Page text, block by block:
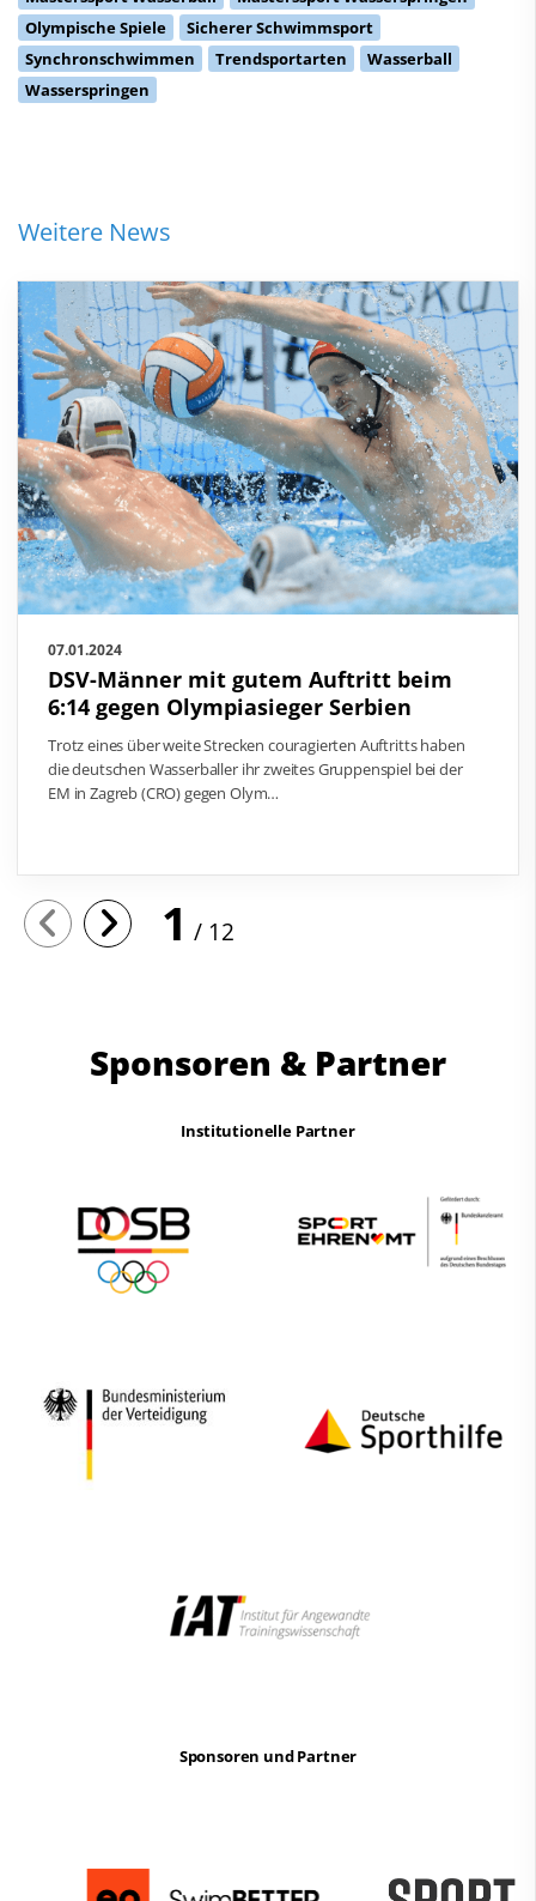
Olympische Spiele
Sicherer Schwimmsport
Synchronschwimmen
Trendsportarten
Wasserball
Wasserspringen
Weitere News
07.01.2024
DSV-Männer mit gutem Auftritt beim
6:14 gegen Olympiasieger Serbien
Trotz eines über weite Strecken couragierten Auftritts haben
die deutschen Wasserballer ihr zweites Gruppenspiel bei der
EM in Zagreb (CRO) gegen Olym…
1 12
Sponsoren & Partner
Institutionelle Partner
Sponsoren und Partner